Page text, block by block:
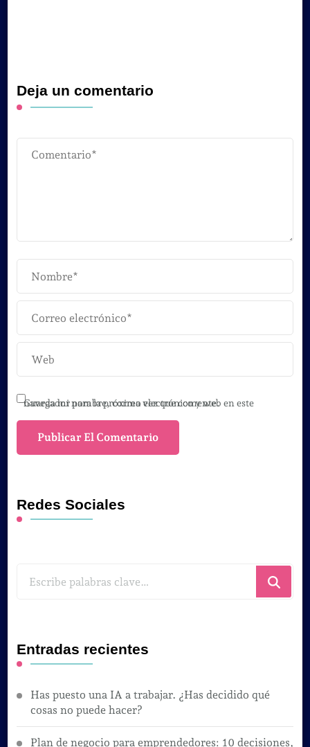
Deja un comentario
Guarda mi nombre, correo electrónico y web en este navegador para la próxima vez que comente.
Redes Sociales
Entradas recientes
Has puesto una IA a trabajar. ¿Has decidido qué
cosas no puede hacer?
Plan de negocio para emprendedores: 10 decisiones,